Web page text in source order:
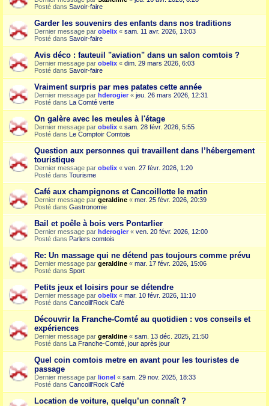
Posté dans Savoir-faire
Garder les souvenirs des enfants dans nos traditions
Dernier message par obelix « sam. 11 avr. 2026, 13:03
Posté dans Savoir-faire
Avis déco : fauteuil "aviation" dans un salon comtois ?
Dernier message par obelix « dim. 29 mars 2026, 6:03
Posté dans Savoir-faire
Vraiment surpris par mes patates cette année
Dernier message par hderogier « jeu. 26 mars 2026, 12:31
Posté dans La Comté verte
On galère avec les meules à l'étage
Dernier message par obelix « sam. 28 févr. 2026, 5:55
Posté dans Le Comptoir Comtois
Question aux personnes qui travaillent dans l’hébergement
touristique
Dernier message par obelix « ven. 27 févr. 2026, 1:20
Posté dans Tourisme
Café aux champignons et Cancoillotte le matin
Dernier message par geraldine « mer. 25 févr. 2026, 20:39
Posté dans Gastronomie
Bail et poêle à bois vers Pontarlier
Dernier message par hderogier « ven. 20 févr. 2026, 12:00
Posté dans Parlers comtois
Re: Un massage qui ne détend pas toujours comme prévu
Dernier message par geraldine « mar. 17 févr. 2026, 15:06
Posté dans Sport
Petits jeux et loisirs pour se détendre
Dernier message par obelix « mar. 10 févr. 2026, 11:10
Posté dans Cancoill'Rock Café
Découvrir la Franche-Comté au quotidien : vos conseils et
expériences
Dernier message par geraldine « sam. 13 déc. 2025, 21:50
Posté dans La Franche-Comté, jour après jour
Quel coin comtois metre en avant pour les touristes de
passage
Dernier message par lionel « sam. 29 nov. 2025, 18:33
Posté dans Cancoill'Rock Café
Location de voiture, quelqu’un connaît ?